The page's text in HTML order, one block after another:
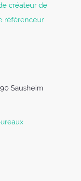
créateur de
référenceur
Sausheim